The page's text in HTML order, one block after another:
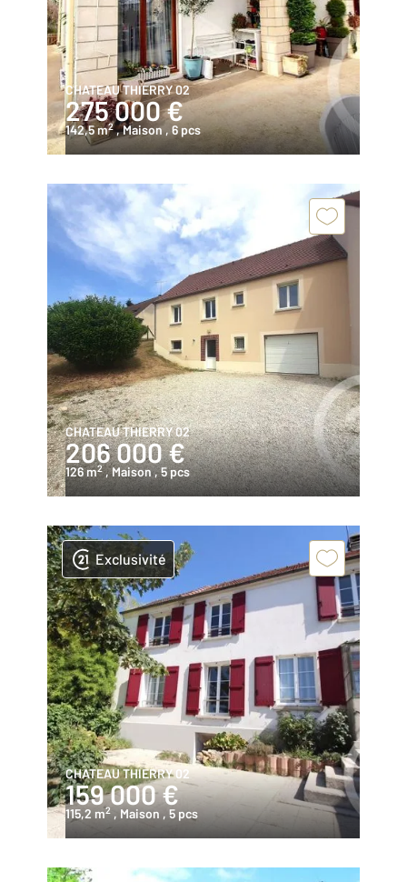
CHATEAU THIERRY 02
275 000 €
142,5 m2 , Maison, 6 pcs
CHATEAU THIERRY 02
206 000 €
126 m2 , Maison , 5 pcs
Exclusivité
CHATEAU THIERRY 02
159 000 €
115,2 m2 , Maison , 5 pcs